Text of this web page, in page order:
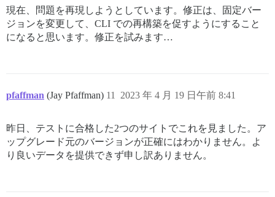
現在、問題を再現しようとしています。修正は、固定バー
ジョンを変更して、CLI での再構築を促すようにすること
になると思います。修正を試みます…
pfaffman (Jay Pfaffman) 2023 年 4 月 19 日午前 8:41
11
昨日、テストに合格した2つのサイトでこれを見ました。ア
ップグレード元のバージョンが正確にはわかりません。よ
り良いデータを提供できず申し訳ありません。